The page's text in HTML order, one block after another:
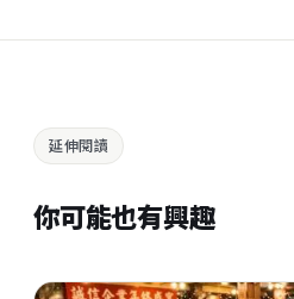
延伸閱讀
你可能也有興趣